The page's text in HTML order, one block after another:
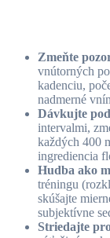
Zmeňte
vnútorných
kadenciu,
nadmerné
Dávkujte
intervalmi,
každých 400
ingrediencia
Hudba ako
tréningu
skúšajte
subjektívne
Striedajte